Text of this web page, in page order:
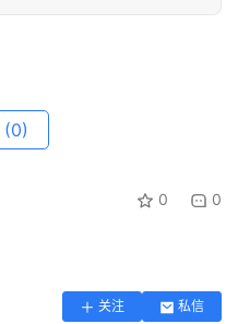
(0)
0 0
关注
私信